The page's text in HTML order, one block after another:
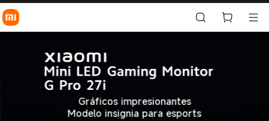
Gráficos impresionantes
Modelo insignia para esports